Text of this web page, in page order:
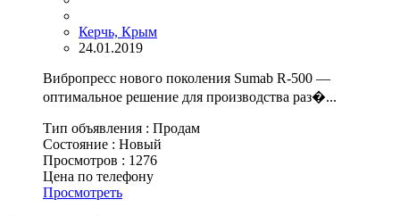
Керчь, Крым
24.01.2019
Вибропресс нового поколения Sumab R-500 —
оптимальное решение для производства раз�...
Тип объявления : Продам
Состояние : Новый
Просмотров : 1276
Цена по телефону
Просмотреть